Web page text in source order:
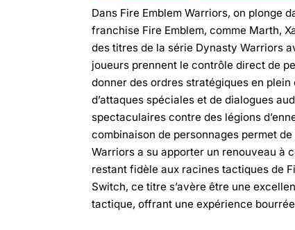
Dans Fire Emblem Warriors, on plonge
franchise Fire Emblem, comme Marth,
des titres de la série Dynasty Warriors
joueurs prennent le contrôle direct de
donner des ordres stratégiques en
d’attaques spéciales et de dialogues
spectaculaires contre des légions
combinaison de personnages permet
Warriors a su apporter un renouveau à
restant fidèle aux racines tactiques de
Switch, ce titre s’avère être une
tactique, offrant une expérience